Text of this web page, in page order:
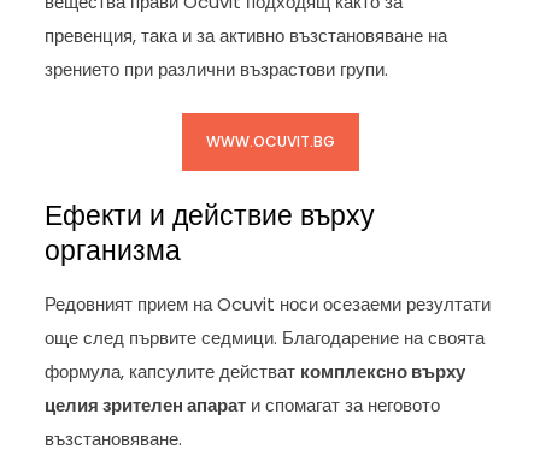
превенция, така и за активно възстановяване на
зрението при различни възрастови групи.
WWW.OCUVIT.BG
Ефекти и действие върху
организма
Редовният прием на Ocuvit носи осезаеми резултати
още след първите седмици. Благодарение на своята
формула, капсулите действат комплексно върху
целия зрителен апарат и спомагат за неговото
възстановяване.